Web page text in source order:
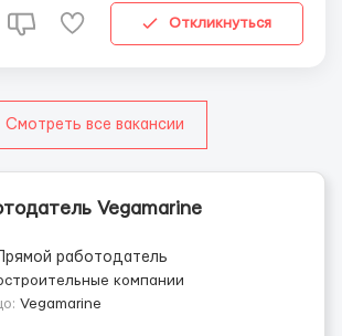
3) Контроль хода работ
Откликнуться
Смотреть все вакансии
Vegamarine
Прямой работодатель
компании
Vegamarine